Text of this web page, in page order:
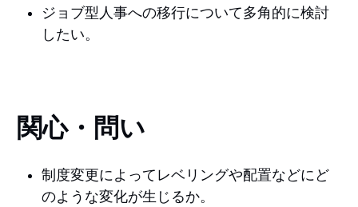
ジョブ型人事への移行について多角的に検討
したい。
関心・問い
制度変更によってレベリングや配置などにど
のような変化が生じるか。